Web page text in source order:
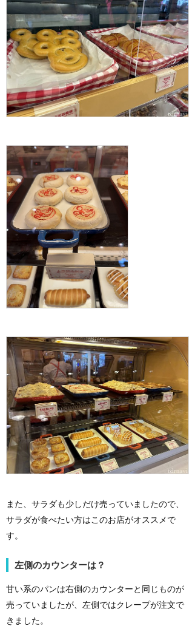
また、サラダも少しだけ売っていましたので、
サラダが食べたい方はこのお店がオススメで
す。
左側のカウンターは？
甘い系のパンは右側のカウンターと同じものが
売っていましたが、左側ではクレープが注文で
きました。